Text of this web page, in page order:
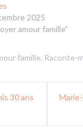
2025
amour famille"
famille, Raconte-
30 ans